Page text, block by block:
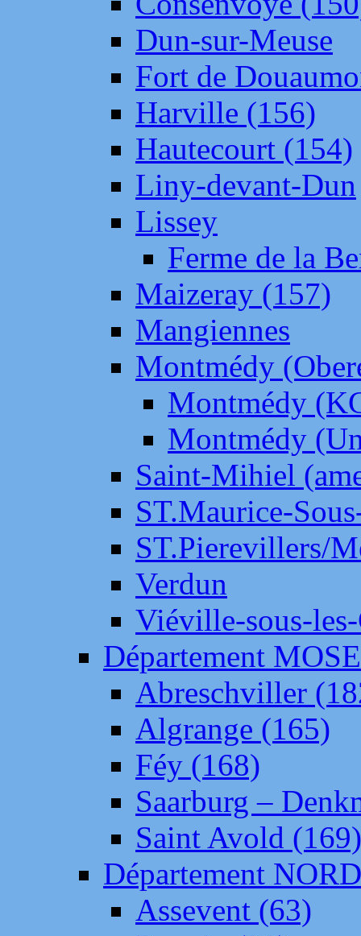
Dun-sur-Meuse
Fort de
Harville (156)
Hautecourt (154)
Liny-devant-Dun
Lissey
Ferme de la
Maizeray (157)
Mangiennes
Montmédy
Montmédy
Montmédy
Saint-Mihiel
ST.Maurice-
ST.Pierevillers/
Verdun
Viéville-sous-
Département
Abreschviller
Algrange (165)
Féy (168)
Saarburg –
Saint Avold (169)
Département NORD
Assevent (63)